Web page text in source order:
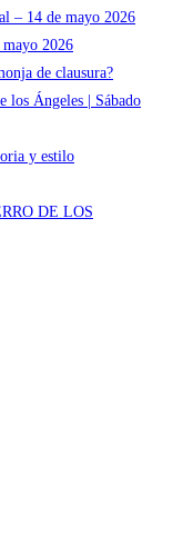
– 14 de mayo 2026
2026
de clausura?
los Ángeles | Sábado
y estilo
DE LOS